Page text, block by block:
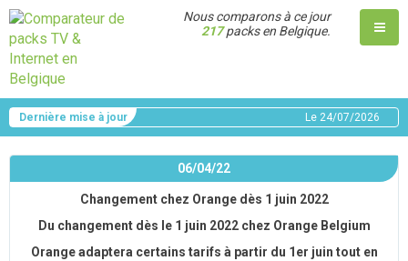
Nous comparons à ce jour
217packs en Belgique.
Dernière mise à jour Le 24/07/2026
06/04/22
Changement chez Orange dès 1 juin 2022
Du changement dès le 1 juin 2022 chez Orange Belgium
Orange adaptera certains tarifs à partir du 1er juin tout en